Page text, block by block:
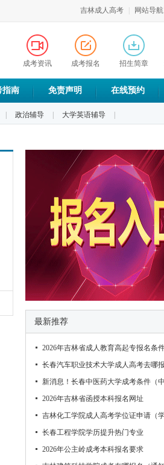
吉林成人高考 网站导航
成考资讯 成考报名 招生简章
指南 免责声明 在线预约
政治辅导 大学英语辅导
最新推荐
2026年吉林省成人教育高起专报名条
长春汽车职业技术大学成人高考去哪
新消息！长春中医药大学成考条件（中
2026年吉林省函授本科报名网址
吉林化工学院成人高考学位证申请（学
长春工程学院学历提升热门专业
2026年公主岭成考本科报名要求